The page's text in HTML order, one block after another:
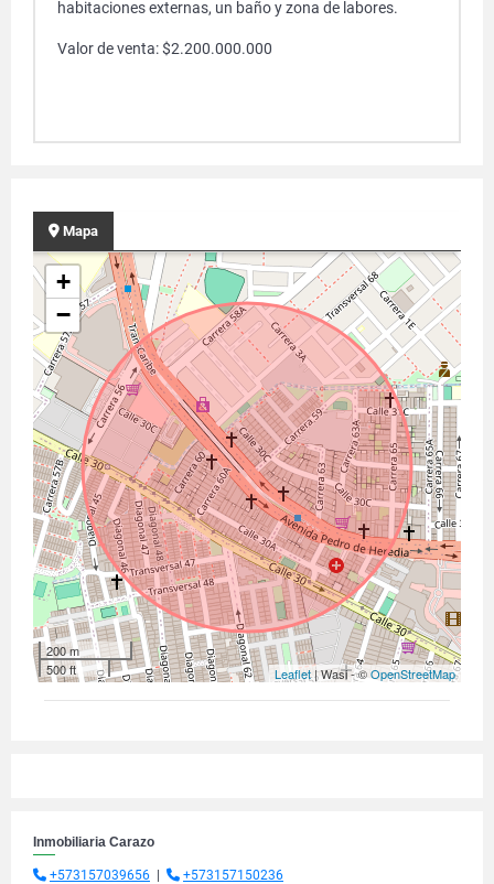
habitaciones externas, un baño y zona de labores.
Valor de venta: $2.200.000.000
Mapa
+
−
200 m
500 ft
Leaflet| Wasi - ©OpenStreetMap
Inmobiliaria Carazo
+573157039656
+573157150236